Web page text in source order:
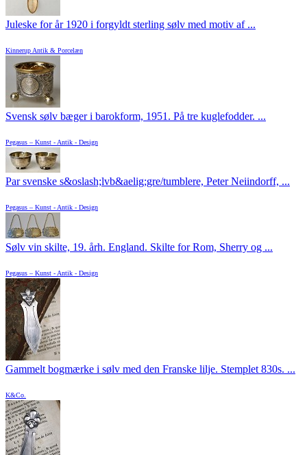
Juleske for år 1920 i forgyldt sterling sølv med motiv af ...
Kinnerup Antik & Porcelæn
Svensk sølv bæger i barokform, 1951. På tre kuglefodder. ...
Pegasus – Kunst - Antik - Design
Par svenske s&oslash;lvb&aelig;gre/tumblere, Peter Neiindorff, ...
Pegasus – Kunst - Antik - Design
Sølv vin skilte, 19. årh. England. Skilte for Rom, Sherry og ...
Pegasus – Kunst - Antik - Design
Gammelt bogmærke i sølv med den Franske lilje. Stemplet 830s. ...
K&Co.